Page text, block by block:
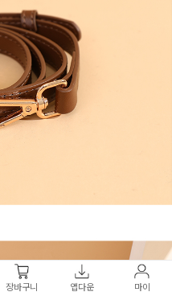
장바구니 앱다운 마이